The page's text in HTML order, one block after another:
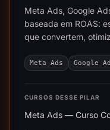
Meta Ads, Google
baseada em ROAS:
que convertem,
Meta Ads Google
CURSOS DESSE PILAR
Meta Ads — Curso